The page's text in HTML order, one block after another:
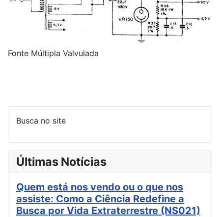
Fonte Múltipla Valvulada
Busca no site
Últimas Notícias
Quem está nos vendo ou o que nos
assiste: Como a Ciência Redefine a
Busca por Vida Extraterrestre (NS021)